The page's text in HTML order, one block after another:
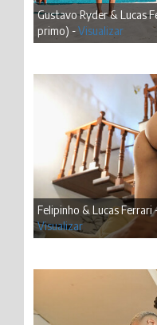
Gustavo Ryder & Lucas
primo) -Visualizar
Felipinho & Lucas
Visualizar